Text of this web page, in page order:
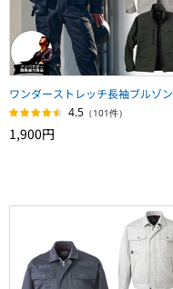
ワンダーストレッチ長袖ブルゾン
4.5 （101件）
1,900円